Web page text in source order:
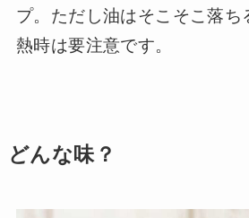
プ。ただし油はそこそこ落ち
熱時は要注意です。
どんな味？